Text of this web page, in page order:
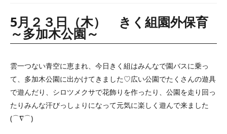
5月２３日（木） きく組園外保育
～多加木公園～
雲一つない青空に恵まれ、今日きく組はみんなで園バスに乗っ
て、多加木公園に出かけてきました♡広い公園でたくさんの遊具
で遊んだり、シロツメクサで花飾りを作ったり、公園を走り回っ
たりみんな汗びっしょりになって元気に楽しく遊んで来ました
(⌒∇⌒)